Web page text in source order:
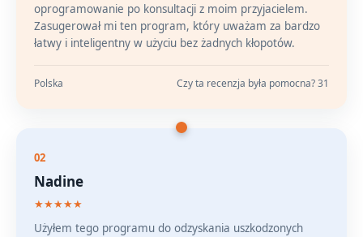
oprogramowanie po konsultacji z moim przyjacielem.
Zasugerował mi ten program, który uważam za bardzo
łatwy i inteligentny w użyciu bez żadnych kłopotów.
Polska Czy ta recenzja była pomocna? 31
02
Nadine
★★★★★
Użyłem tego programu do odzyskania uszkodzonych